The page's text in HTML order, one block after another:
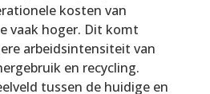
kosten van
vaak hoger. Dit komt
arbeidsintensiteit van
en recycling.
tussen de huidige en